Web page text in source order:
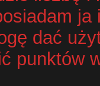
dać
punktów